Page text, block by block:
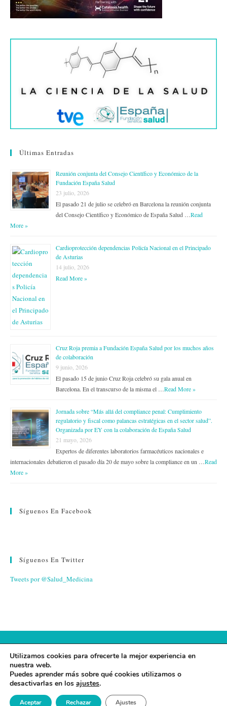
Últimas Entradas
Reunión conjunta del Consejo Científico y Económico de la
Fundación España Salud
23 julio, 2026
El pasado 21 de julio se celebró en Barcelona la reunión conjunta
del Consejo Científico y Económico de España Salud … Read
More »
Cardioprotección dependencias Policía Nacional en el Principado
de Asturias
14 julio, 2026
Read More »
Cruz Roja premia a Fundación España Salud por los muchos años
de colaboración
9 junio, 2026
El pasado 15 de junio Cruz Roja celebró su gala anual en
Barcelona. En el transcurso de la misma el … Read More »
Jornada sobre “Más allá del compliance penal: Cumplimiento
regulatorio y fiscal como palancas estratégicas en el sector salud”.
Organizada por EY con la colaboración de España Salud
21 mayo, 2026
Expertos de diferentes laboratorios farmacéuticos nacionales e
internacionales debatieron el pasado día 20 de mayo sobre la compliance en un … Read
More »
Síguenos En Facebook
Síguenos En Twitter
Tweets por @Salud_Medicina
AVISO LEGAL·POLÍTICA DE PRIVACIDAD·POLÍTICA DE
COOKIES
Utilizamos cookies para ofrecerte la mejor experiencia en
nuestra web.
Puedes aprender más sobre qué cookies utilizamos o
desactivarlas en los ajustes.
Aceptar Rechazar Ajustes